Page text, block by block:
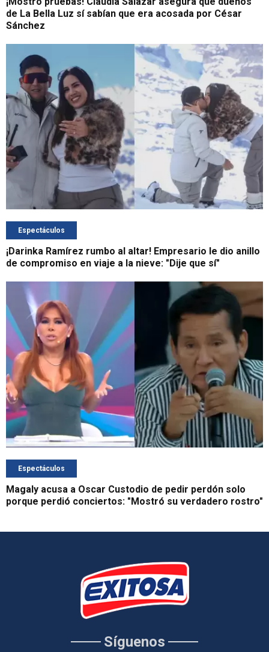
de La Bella Luz sí sabían que era acosada por César
Sánchez
Espectáculos
¡Darinka Ramírez rumbo al altar! Empresario le dio anillo
de compromiso en viaje a la nieve: "Dije que sí"
Espectáculos
Magaly acusa a Oscar Custodio de pedir perdón solo
porque perdió conciertos: "Mostró su verdadero rostro"
Síguenos